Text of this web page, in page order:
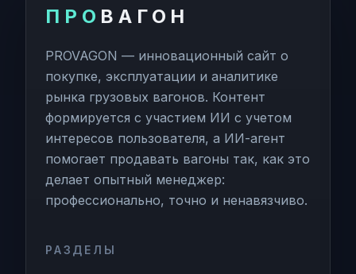
ПРО ВАГОН
PROVAGON — инновационный сайт о
покупке, эксплуатации и аналитике
рынка грузовых вагонов. Контент
формируется с участием ИИ с учетом
интересов пользователя, а ИИ-агент
помогает продавать вагоны так, как это
делает опытный менеджер:
профессионально, точно и ненавязчиво.
РАЗДЕЛЫ